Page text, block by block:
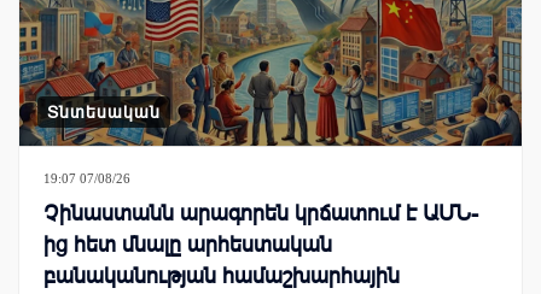
Տնտեսական
19:07 07/08/26
Չինաստանն արագորեն կրճատում է ԱՄՆ-
ից հետ մնալը արհեստական
բանականության համաշխարհային